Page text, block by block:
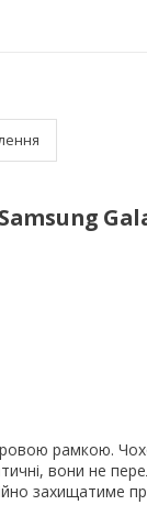
рамкою.
вони не
захищатиме